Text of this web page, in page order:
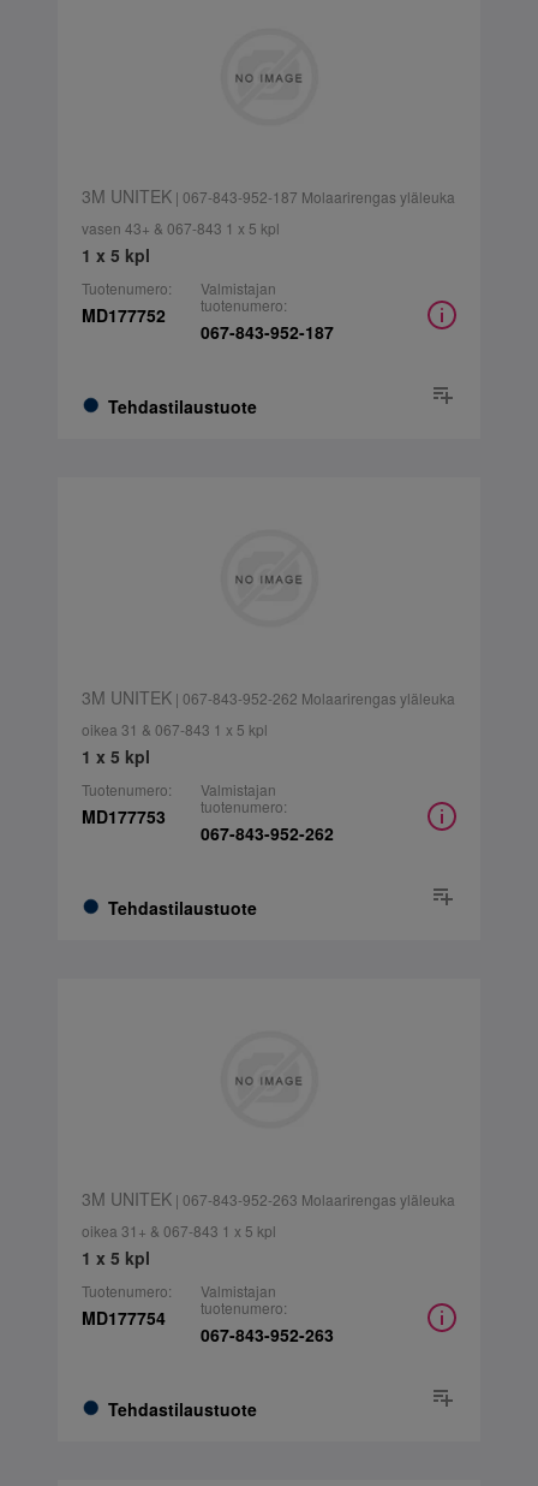
3M UNITEK| 067-843-952-187 Molaarirengas yläleuka
vasen 43+ & 067-843 1 x 5 kpl
1 x 5 kpl
Tuotenumero:
MD177752
Tehdastilaustuote
Valmistajan
tuotenumero:
067-843-952-187
3M UNITEK| 067-843-952-262 Molaarirengas yläleuka
oikea 31 & 067-843 1 x 5 kpl
1 x 5 kpl
Tuotenumero:
MD177753
Tehdastilaustuote
Valmistajan
tuotenumero:
067-843-952-262
3M UNITEK| 067-843-952-263 Molaarirengas yläleuka
oikea 31+ & 067-843 1 x 5 kpl
1 x 5 kpl
Tuotenumero:
MD177754
Tehdastilaustuote
Valmistajan
tuotenumero:
067-843-952-263